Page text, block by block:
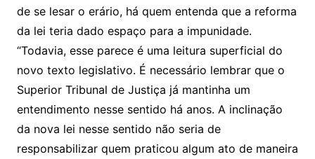
de se lesar o erário, há quem entenda que a reforma
da lei teria dado espaço para a impunidade.
“Todavia, esse parece é uma leitura superficial do
novo texto legislativo. É necessário lembrar que o
Superior Tribunal de Justiça já mantinha um
entendimento nesse sentido há anos. A inclinação
da nova lei nesse sentido não seria de
responsabilizar quem praticou algum ato de maneira